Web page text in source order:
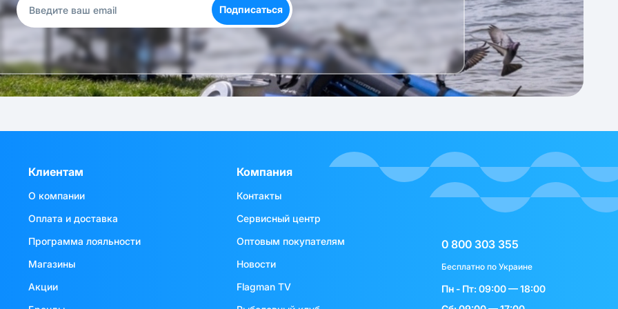
Подписаться
Клиентам
О компании
Оплата и доставка
Программа лояльности
Магазины
Акции
Компания
Контакты
Сервисный центр
Оптовым покупателям
Новости
Flagman TV
0 800 303 355
Бесплатно по Украине
Пн - Пт: 09:00 — 18:00